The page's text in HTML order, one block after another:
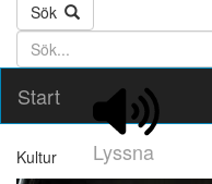
Sök
Söktext
Start
Lyssna
Kultur